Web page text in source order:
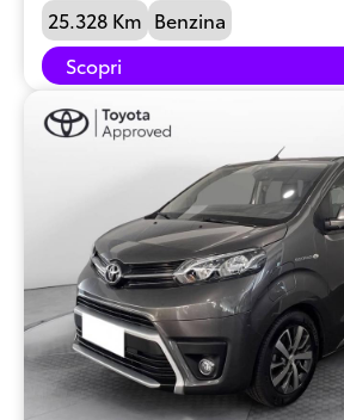
25.328 Km Benzina
Scopri